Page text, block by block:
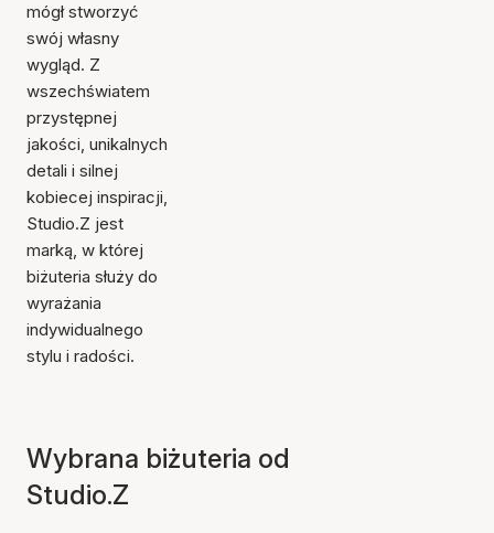
mógł stworzyć
swój własny
wygląd. Z
wszechświatem
przystępnej
jakości, unikalnych
detali i silnej
kobiecej inspiracji,
Studio.Z jest
marką, w której
biżuteria służy do
wyrażania
indywidualnego
stylu i radości.
Wybrana biżuteria od
Studio.Z